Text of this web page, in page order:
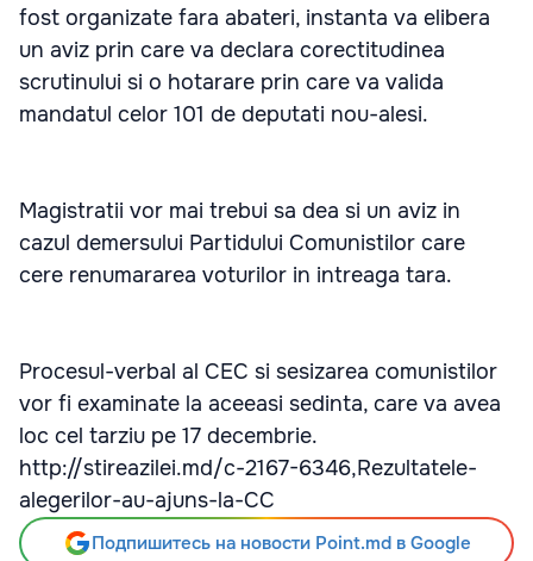
fost organizate fara abateri, instanta va elibera
un aviz prin care va declara corectitudinea
scrutinului si o hotarare prin care va valida
mandatul celor 101 de deputati nou-alesi.
Magistratii vor mai trebui sa dea si un aviz in
cazul demersului Partidului Comunistilor care
cere renumararea voturilor in intreaga tara.
Procesul-verbal al CEC si sesizarea comunistilor
vor fi examinate la aceeasi sedinta, care va avea
loc cel tarziu pe 17 decembrie.
http://stireazilei.md/c-2167-6346,Rezultatele-
alegerilor-au-ajuns-la-CC
Подпишитесь на новости Point.md в Google